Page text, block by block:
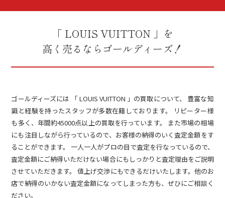
「 LOUIS VUITTON 」を
高く売るならゴールディーズ！
ゴールディーズには 「 LOUIS VUITTON 」の買取について、 豊富な知
識と経験を持ったスタッフが多数在籍しております。 リピーター様
も多く、年間約45000点以上の買取を行っています。 また市場の相場
にも注目しながら行っているので、お客様の納得のいく査定金額をす
ることができます。 一人一人がプロの目で査定を行なっているので、
査定金額にご納得いただけない場合にもしっかりと査定理由をご説明
させていただきます。 値上げ交渉にもできるだけいたします。他のお
店で納得のいかない査定金額になってしまった方も、ぜひにご相談く
ださい。